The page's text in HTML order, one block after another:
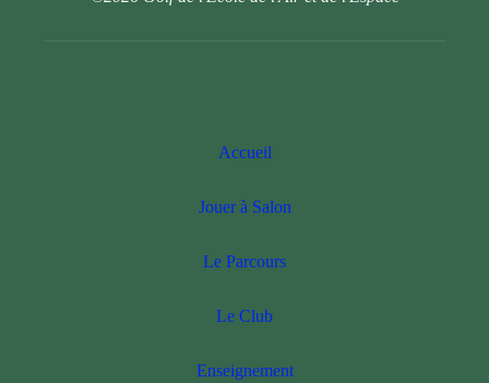
Accueil
Jouer à Salon
Le Parcours
Le Club
Enseignement